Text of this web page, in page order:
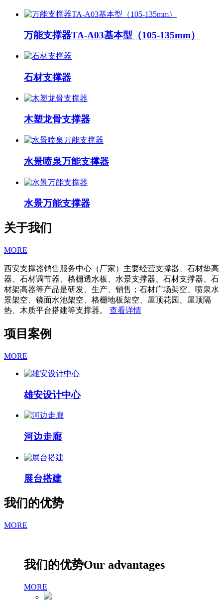
万能支撑器TA-A03基本型（105-135mm）
石材支撑器
木塑龙骨支撑器
水景喷泉万能支撑器
水景万能支撑器
关于我们
MORE
西安支撑器销售服务中心（厂家）主要经营支撑器、石材垫高
器、石材调节器、格栅透水板、水景支撑器、石材支撑器、石
材架高器等产品是研发、生产、销售；石材广场架空、喷泉水
景架空、镜面水池架空、格栅地板架空、屋顶花园、屋顶隔
热、木质平台搭建等支撑器。 查看详情
项目案例
MORE
雄安设计中心
河边走廊
展台搭建
我们的优势
MORE
我们的优势Our advantages
MORE